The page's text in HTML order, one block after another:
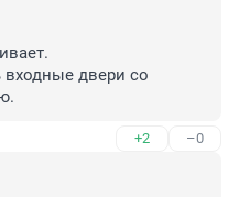
входные двери со
+2 –0